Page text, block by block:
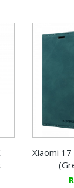
Xiaomi